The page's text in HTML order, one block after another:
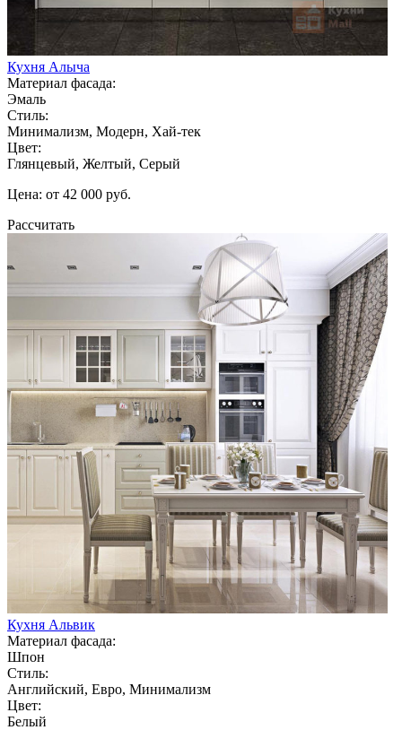
Кухня Алыча
Материал фасада:
Эмаль
Стиль:
Минимализм, Модерн, Хай-тек
Цвет:
Глянцевый, Желтый, Серый
Цена: от 42 000 руб.
Рассчитать
Кухня Альвик
Материал фасада:
Шпон
Стиль:
Английский, Евро, Минимализм
Цвет:
Белый